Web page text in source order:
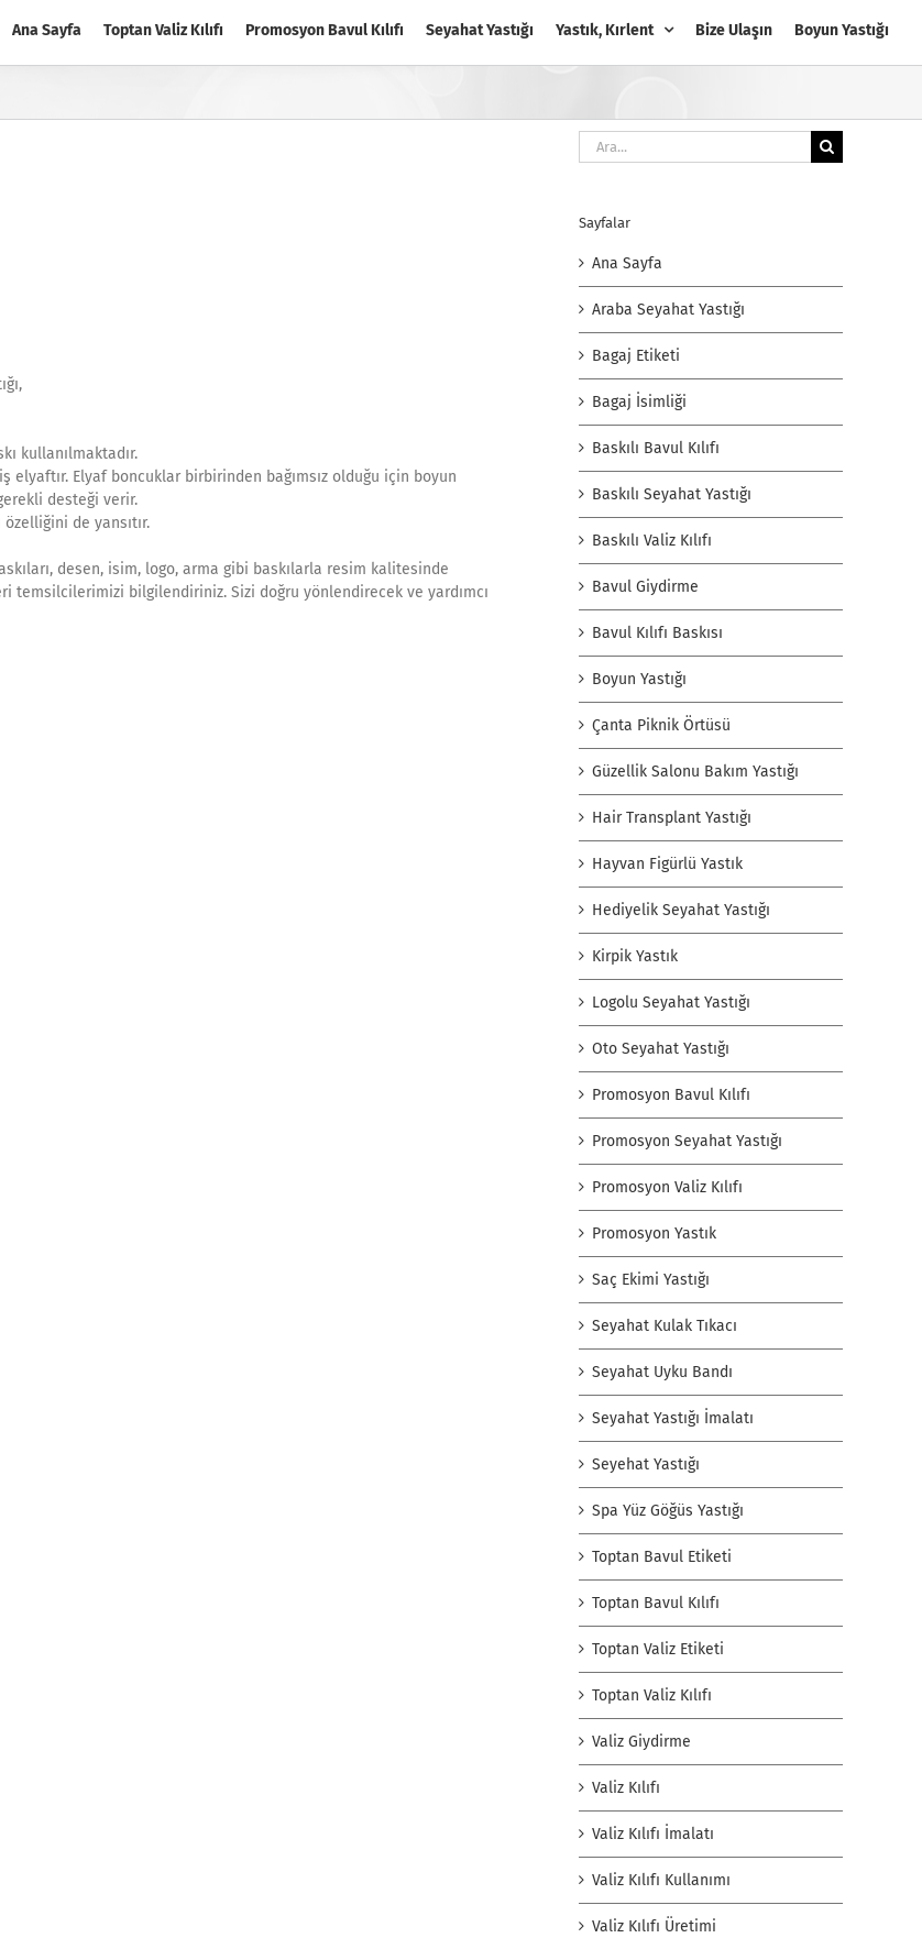
Ana Sayfa Toptan Valiz Kılıfı Promosyon Bavul Kılıfı Seyahat Yastığı Yastık, Kırlent Bize Ulaşın Boyun Yastığı
kullanılmaktadır.
elyaftır. Elyaf boncuklar birbirinden bağımsız olduğu için boyun
desteği verir.
özelliğini de yansıtır.
desen, isim, logo, arma gibi baskılarla resim kalitesinde
temsilcilerimizi bilgilendiriniz. Sizi doğru yönlendirecek ve yardımcı
Ara:
Sayfalar
Ana Sayfa
Araba Seyahat Yastığı
Bagaj Etiketi
Bagaj İsimliği
Baskılı Bavul Kılıfı
Baskılı Seyahat Yastığı
Baskılı Valiz Kılıfı
Bavul Giydirme
Bavul Kılıfı Baskısı
Boyun Yastığı
Çanta Piknik Örtüsü
Güzellik Salonu Bakım Yastığı
Hair Transplant Yastığı
Hayvan Figürlü Yastık
Hediyelik Seyahat Yastığı
Kirpik Yastık
Logolu Seyahat Yastığı
Oto Seyahat Yastığı
Promosyon Bavul Kılıfı
Promosyon Seyahat Yastığı
Promosyon Valiz Kılıfı
Promosyon Yastık
Saç Ekimi Yastığı
Seyahat Kulak Tıkacı
Seyahat Uyku Bandı
Seyahat Yastığı İmalatı
Seyehat Yastığı
Spa Yüz Göğüs Yastığı
Toptan Bavul Etiketi
Toptan Bavul Kılıfı
Toptan Valiz Etiketi
Toptan Valiz Kılıfı
Valiz Giydirme
Valiz Kılıfı
Valiz Kılıfı İmalatı
Valiz Kılıfı Kullanımı
Valiz Kılıfı Üretimi